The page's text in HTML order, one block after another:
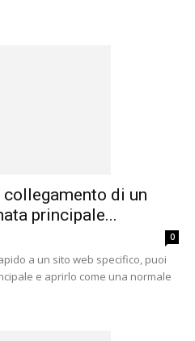
collegamento di un
principale...
0
a un sito web specifico, puoi
e aprirlo come una normale